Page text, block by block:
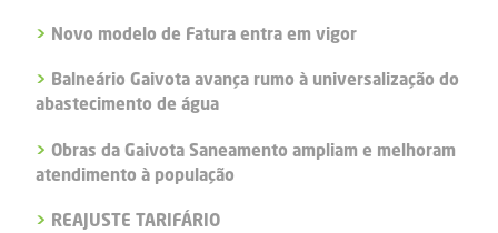
> Novo modelo de Fatura entra em vigor
> Balneário Gaivota avança rumo à universalização do
abastecimento de água
> Obras da Gaivota Saneamento ampliam e melhoram
atendimento à população
> REAJUSTE TARIFÁRIO